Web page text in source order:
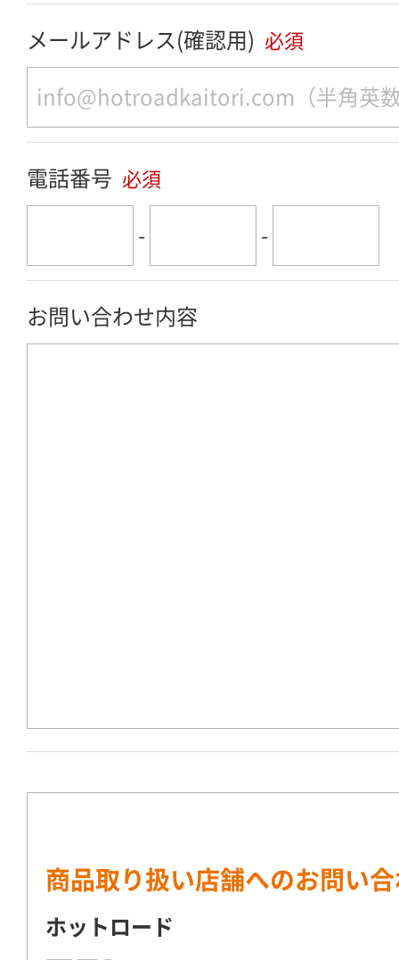
メールアドレス(確認用) 必須
電話番号 必須
- -
お問い合わせ内容
商品取り扱い店舗へのお問い
ホットロード